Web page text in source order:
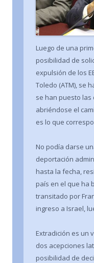
Luego de una
posibilidad de
expulsión de los
Toledo (ATM), se
se han puesto
abriéndose el
es lo que
No podía darse
deportación
hasta la fecha,
país en el que ha
transitado por
ingreso a Israel,
Extradición es un
dos acepciones
posibilidad de